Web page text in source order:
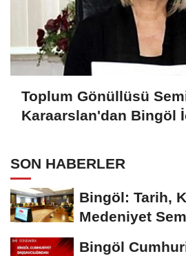
Toplum Gönüllüsü
Karaarslan'dan Bingöl
SON HABERLER
Bingöl: Tarih,
Medeniyet
Bingöl